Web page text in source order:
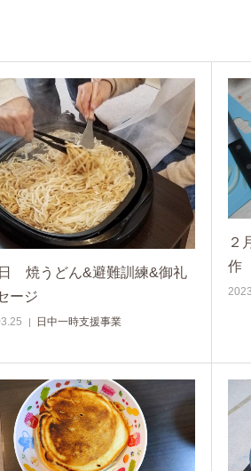
焼うどん&避難訓練&御礼
ージ
日中一時支援事業
２
作